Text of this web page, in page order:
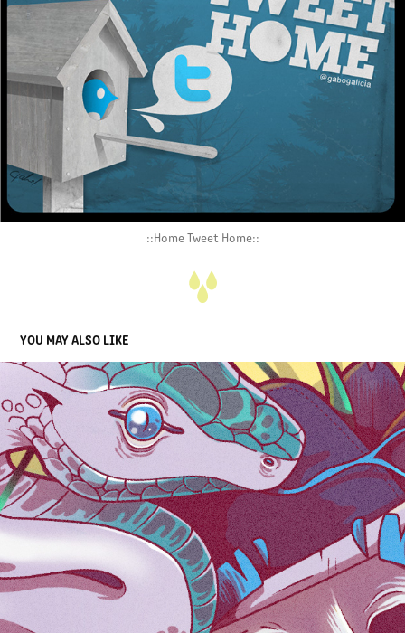
::Home Tweet Home::
YOU MAY ALSO LIKE
SNEAKERSHEAD // SNEAKERFEST BUENOS AIRES '17